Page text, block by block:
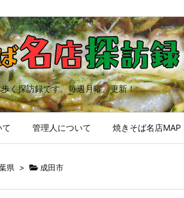
く探訪録です。毎週月曜、更新！
て 管理人について 焼きそば名店MAP
県 > 成田市